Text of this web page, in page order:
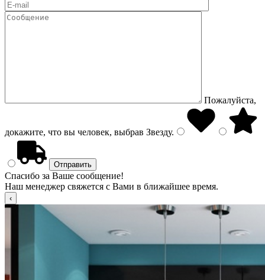
Пожалуйста,
докажите, что вы человек, выбрав Звезду.
Спасибо за Ваше сообщение!
Наш менеджер свяжется с Вами в ближайшее время.